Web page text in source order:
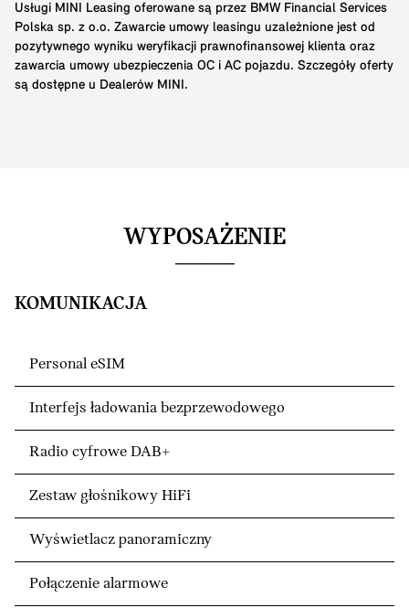
Usługi MINI Leasing oferowane są przez BMW Financial Services
Polska sp. z o.o. Zawarcie umowy leasingu uzależnione jest od
pozytywnego wyniku weryfikacji prawnofinansowej klienta oraz
zawarcia umowy ubezpieczenia OC i AC pojazdu. Szczegóły oferty
są dostępne u Dealerów MINI.
WYPOSAŻENIE
KOMUNIKACJA
Personal eSIM
Interfejs ładowania bezprzewodowego
Radio cyfrowe DAB+
Zestaw głośnikowy HiFi
Wyświetlacz panoramiczny
Połączenie alarmowe